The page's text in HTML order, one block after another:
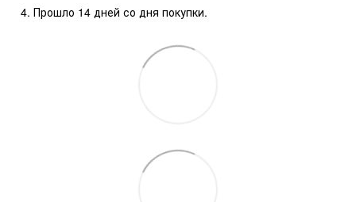
Прошло 14 дней со дня покупки.